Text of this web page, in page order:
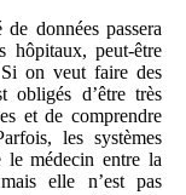
données passera
hôpitaux, peut-être
on veut faire des
obligés d’être très
et de comprendre
les systèmes
le médecin entre la
elle n’est pas